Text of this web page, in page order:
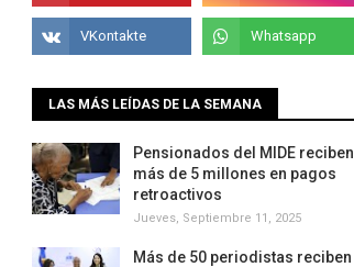
LAS MÁS LEÍDAS DE LA SEMANA
Pensionados del MIDE reciben
más de 5 millones en pagos
retroactivos
Jueves, Septiembre 11, 2025
Más de 50 periodistas reciben